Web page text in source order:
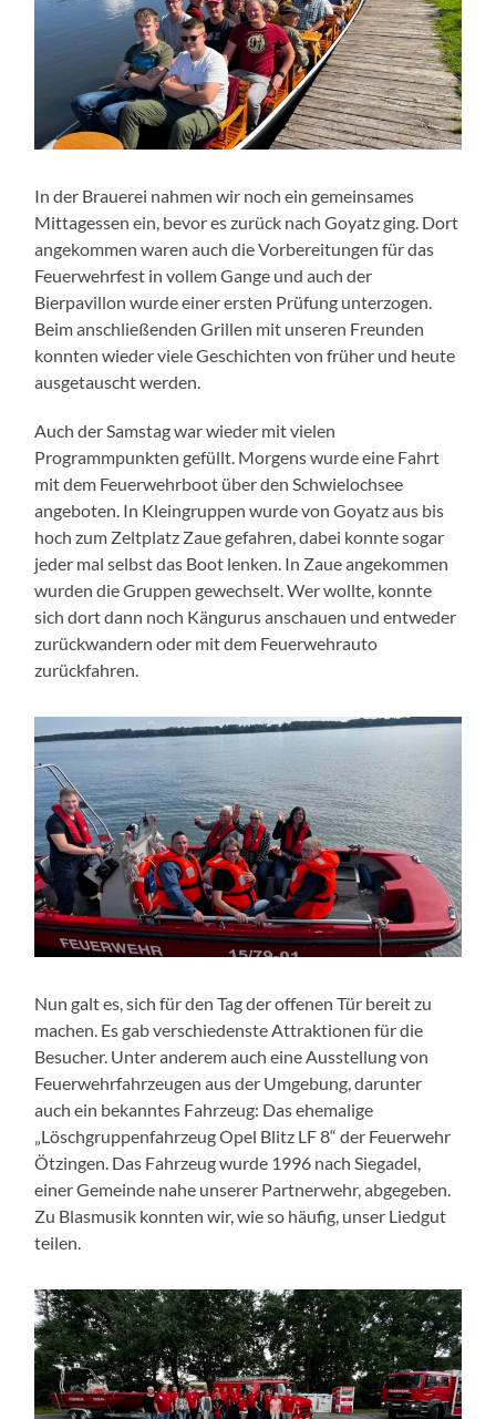
In der Brauerei nahmen wir noch ein gemeinsames
Mittagessen ein, bevor es zurück nach Goyatz ging. Dort
angekommen waren auch die Vorbereitungen für das
Feuerwehrfest in vollem Gange und auch der
Bierpavillon wurde einer ersten Prüfung unterzogen.
Beim anschließenden Grillen mit unseren Freunden
konnten wieder viele Geschichten von früher und heute
ausgetauscht werden.
Auch der Samstag war wieder mit vielen
Programmpunkten gefüllt. Morgens wurde eine Fahrt
mit dem Feuerwehrboot über den Schwielochsee
angeboten. In Kleingruppen wurde von Goyatz aus bis
hoch zum Zeltplatz Zaue gefahren, dabei konnte sogar
jeder mal selbst das Boot lenken. In Zaue angekommen
wurden die Gruppen gewechselt. Wer wollte, konnte
sich dort dann noch Kängurus anschauen und entweder
zurückwandern oder mit dem Feuerwehrauto
zurückfahren.
Nun galt es, sich für den Tag der offenen Tür bereit zu
machen. Es gab verschiedenste Attraktionen für die
Besucher. Unter anderem auch eine Ausstellung von
Feuerwehrfahrzeugen aus der Umgebung, darunter
auch ein bekanntes Fahrzeug: Das ehemalige
„Löschgruppenfahrzeug Opel Blitz LF 8“ der Feuerwehr
Ötzingen. Das Fahrzeug wurde 1996 nach Siegadel,
einer Gemeinde nahe unserer Partnerwehr, abgegeben.
Zu Blasmusik konnten wir, wie so häufig, unser Liedgut
teilen.